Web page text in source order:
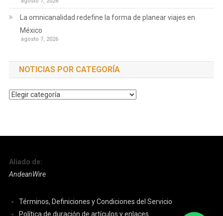
La omnicanalidad redefine la forma de planear viajes en
México
agosto 7, 2026
NOTICIAS POR CATEGORÍA
Noticias
Aliado de:
AndeanWire
Términos, Definiciones y Condiciones del Servicio
Política de duración de artículos y enlaces